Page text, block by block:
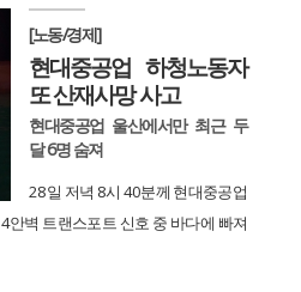
[노동/경제]
현대중공업 하청노동자
또 산재사망 사고
현대중공업 울산에서만 최근 두
달 6명 숨져
28일 저녁 8시 40분께 현대중공업
안벽 트랜스포트 신호 중 바다에 빠져